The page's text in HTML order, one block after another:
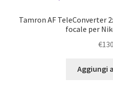
Tamron AF TeleConverter
focale per
€
Aggiungi